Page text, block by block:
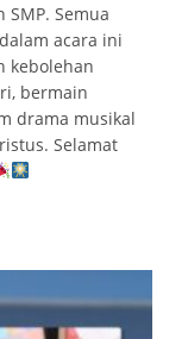
Semua
acara ini
kebolehan
bermain
drama musikal
Selamat